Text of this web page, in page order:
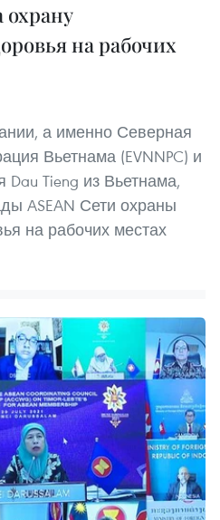
на рабочих
а именно Северная
Вьетнама (EVNNPC) и
Dau Tieng из Вьетнама,
ASEAN Сети охраны
на рабочих местах